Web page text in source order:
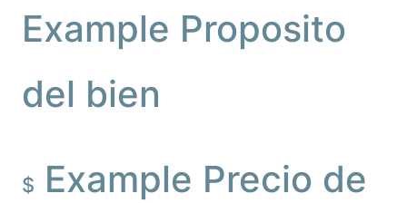
Example Proposito
del bien
$ Example Precio de